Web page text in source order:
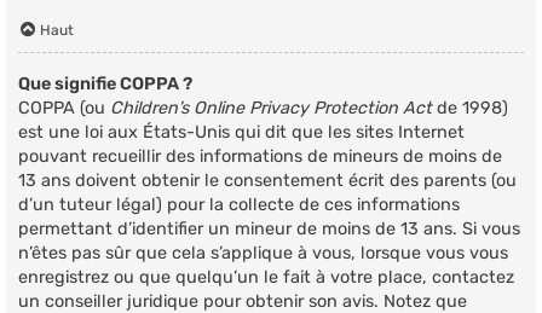
Haut
Que signifie COPPA ?
COPPA (ou Children’s Online Privacy Protection Actde 1998)
est une loi aux États-Unis qui dit que les sites Internet
pouvant recueillir des informations de mineurs de moins de
13 ans doivent obtenir le consentement écrit des parents (ou
d’un tuteur légal) pour la collecte de ces informations
permettant d’identifier un mineur de moins de 13 ans. Si vous
n’êtes pas sûr que cela s’applique à vous, lorsque vous vous
enregistrez ou que quelqu’un le fait à votre place, contactez
un conseiller juridique pour obtenir son avis. Notez que